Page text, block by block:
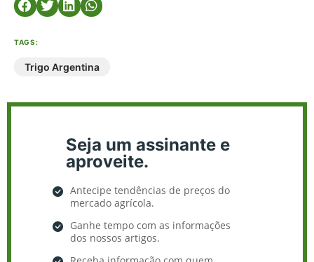
TAGS:
Trigo Argentina
Seja um assinante e
aproveite.
Antecipe tendências de preços do
mercado agrícola.
Ganhe tempo com as informações
dos nossos artigos.